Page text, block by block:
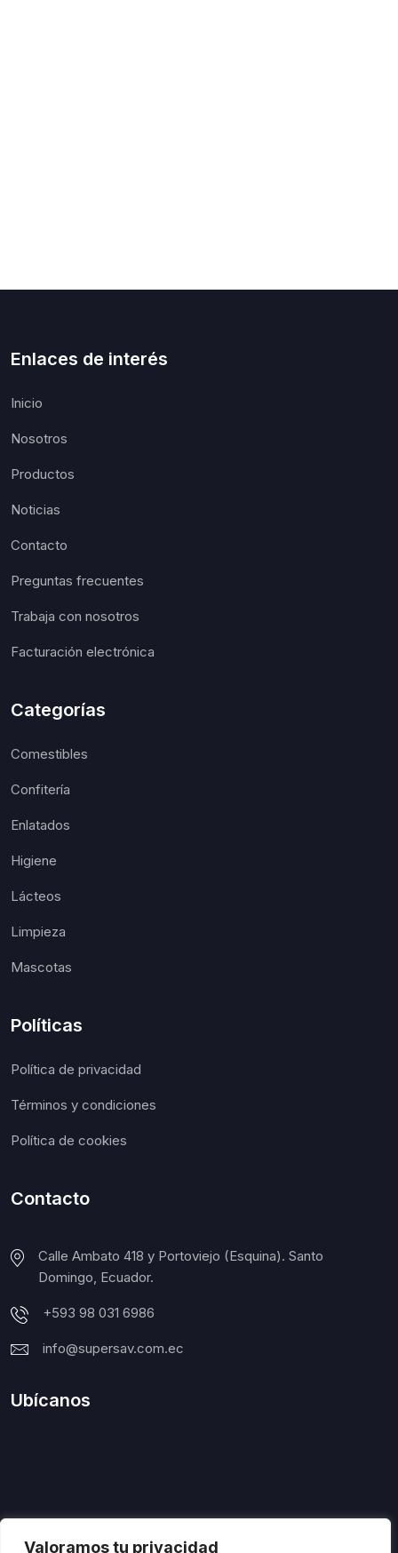
Valoramos tu privacidad
Enlaces de interés
Inicio
Nosotros
Productos
Noticias
Contacto
Preguntas frecuentes
Trabaja con nosotros
Facturación electrónica
Categorías
Comestibles
Confitería
Enlatados
Higiene
Lácteos
Limpieza
Mascotas
Políticas
Política de privacidad
Términos y condiciones
Política de cookies
Contacto
Calle Ambato 418 y Portoviejo (Esquina). Santo
Domingo, Ecuador.
+593 98 031 6986
info@supersav.com.ec
Ubícanos